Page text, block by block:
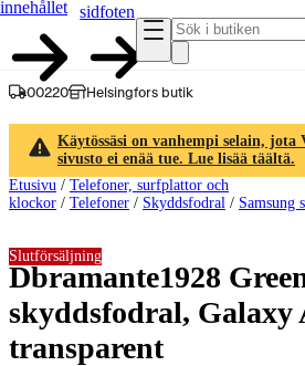
innehållet
sidfoten
00220 Helsingfors butik
Käytössäsi on vanhempi selain, jota
sivusto ei enää tue. Lue lisää täältä.
Etusivu / Telefoner, surfplattor och
klockor / Telefoner / Skyddsfodral / Samsung
Dbramante1928
skyddsfodral, Galaxy
transparent
Slutförsäljning